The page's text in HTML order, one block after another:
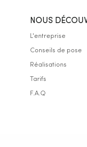
NOUS
L'entreprise
Conseils de pose
Réalisations
Tarifs
F.A.Q